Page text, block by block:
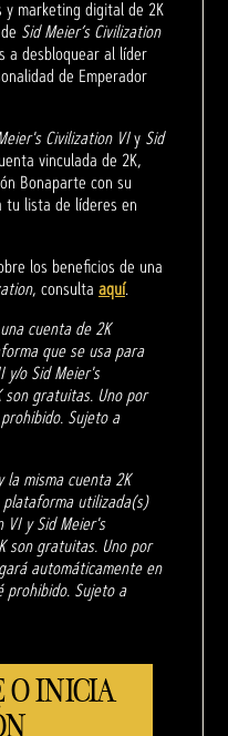
marketing digital de 2K
Sid Meier’s Civilization
a desbloquear al líder
de Emperador
Civilization VIy Sid
vinculada de 2K,
Bonaparte con su
tu lista de líderes en
los beneficios de una
, consulta aquí.
cuenta de 2K
que se usa para
y/o Sid Meier's
son gratuitas. Uno por
Sujeto a
misma cuenta 2K
utilizada(s)
VI y Sid Meier's
son gratuitas. Uno por
automáticamente en
prohibido. Sujeto a
O INICIA